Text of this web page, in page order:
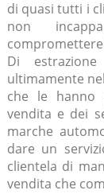
di quasi tutti i
non
Di
ultimamente
che le hanno
vendita e dei
marche
dare un
clientela di
vendita che